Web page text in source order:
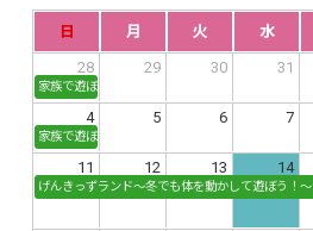
日 月 火 水
28
29 30 31
家族で遊ぼう！年末年始
4 5 6 7
家族で遊ぼう！年末年始
11 12 13 14
げんきっずランド～冬でも体を動かして遊ぼう！～